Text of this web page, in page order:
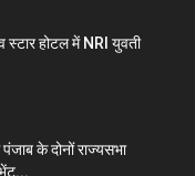
स्टार होटल में NRI युवती
पंजाब के दोनों राज्यसभा